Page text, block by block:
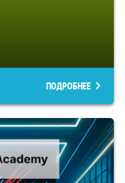
ПОДРОБНЕЕ